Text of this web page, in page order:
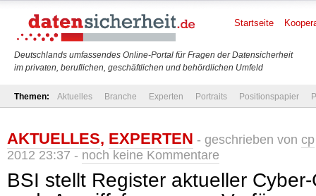
Deutschlands umfassendes Online-Portal für Fragen der Datensicherheit
im privaten, beruflichen, geschäftlichen und behördlichen Umfeld
Startseite
Themen: Aktuelles Branche Experten Portraits Positionspapier
AKTUELLES, EXPERTEN - geschrieben von cp
2012 23:37 - noch keine Kommentare
BSI stellt Register aktueller